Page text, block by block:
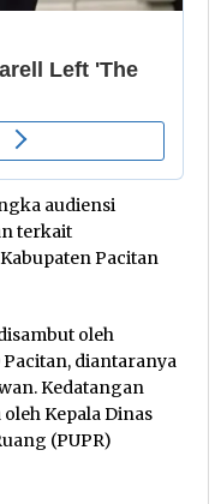
audiensi
terkait
Pacitan
oleh
diantaranya
Kedatangan
Kepala Dinas
(PUPR)